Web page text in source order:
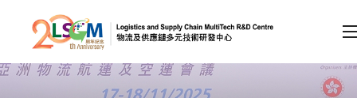
A A EN 繁 简